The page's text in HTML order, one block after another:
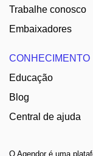
Trabalhe conosco
Embaixadores
CONHECIMENTO
Educação
Blog
Central de ajuda
O Agendor é uma